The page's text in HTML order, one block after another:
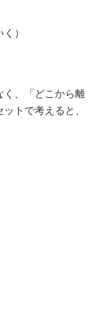
）
く、「どこから離
トで考えると、